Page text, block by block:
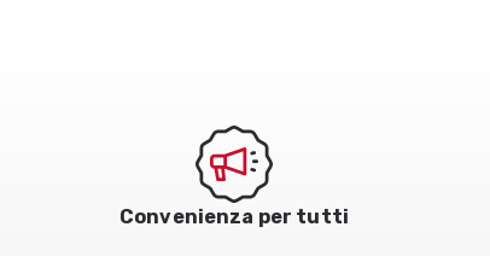
Convenienza per tutti